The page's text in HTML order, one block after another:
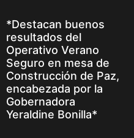
*Destacan buenos
resultados del
Operativo Verano
Seguro en mesa de
Construcción de Paz,
encabezada por la
Gobernadora
Yeraldine Bonilla*